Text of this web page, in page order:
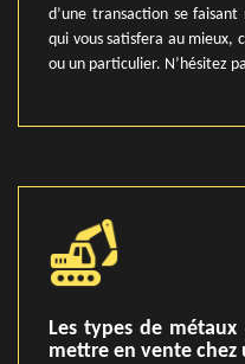
d’une transaction se
qui vous satisfera au mieux,
ou un particulier. N’hésitez
Les types de
mettre en vente chez